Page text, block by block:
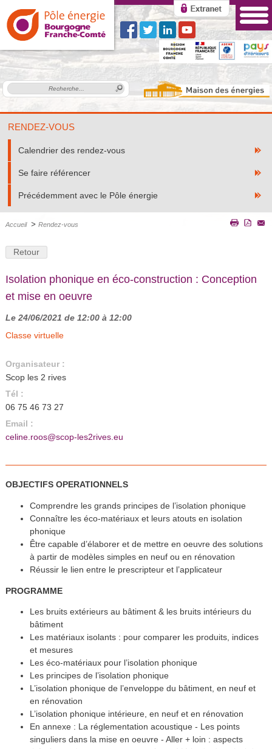
RENDEZ-VOUS
Calendrier des rendez-vous
Se faire référencer
Précédemment avec le Pôle énergie
Accueil > Rendez-vous
Retour
Isolation phonique en éco-construction : Conception
et mise en oeuvre
Le 24/06/2021 de 12:00 à 12:00
Classe virtuelle
Organisateur :
Scop les 2 rives
Tél :
06 75 46 73 27
Email :
celine.roos@scop-les2rives.eu
OBJECTIFS OPERATIONNELS
Comprendre les grands principes de l’isolation phonique
Connaître les éco-matériaux et leurs atouts en isolation
phonique
Être capable d’élaborer et de mettre en oeuvre des solutions
à partir de modèles simples en neuf ou en rénovation
Réussir le lien entre le prescripteur et l’applicateur
PROGRAMME
Les bruits extérieurs au bâtiment & les bruits intérieurs du
bâtiment
Les matériaux isolants : pour comparer les produits, indices
et mesures
Les éco-matériaux pour l’isolation phonique
Les principes de l’isolation phonique
L’isolation phonique de l’enveloppe du bâtiment, en neuf et
en rénovation
L’isolation phonique intérieure, en neuf et en rénovation
En annexe : La réglementation acoustique - Les points
singuliers dans la mise en oeuvre - Aller + loin : aspects